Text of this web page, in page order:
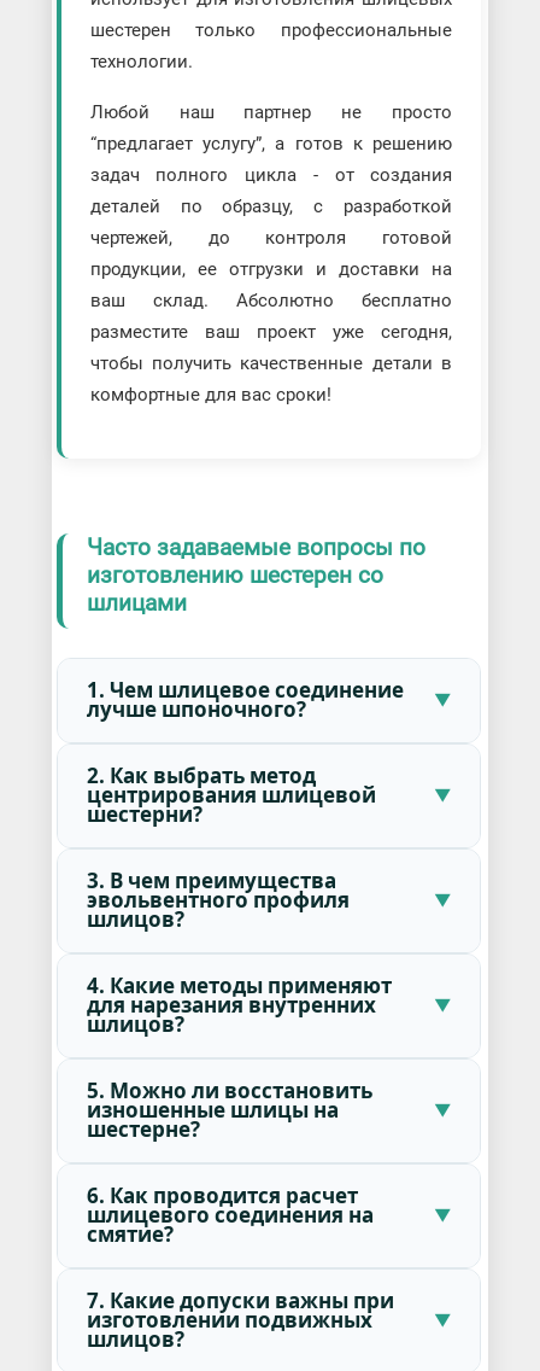
шестерен только профессиональные
технологии.
Любой наш партнер не просто
“предлагает услугу”, а готов к решению
задач полного цикла - от создания
деталей по образцу, с разработкой
чертежей, до контроля готовой
продукции, ее отгрузки и доставки на
ваш склад. Абсолютно бесплатно
разместите ваш проект уже сегодня,
чтобы получить качественные детали в
комфортные для вас сроки!
Часто задаваемые вопросы по
изготовлению шестерен со
шлицами
1. Чем шлицевое соединение
лучше шпоночного?
2. Как выбрать метод
центрирования шлицевой
шестерни?
3. В чем преимущества
эвольвентного профиля
шлицов?
4. Какие методы применяют
для нарезания внутренних
шлицов?
5. Можно ли восстановить
изношенные шлицы на
шестерне?
6. Как проводится расчет
шлицевого соединения на
смятие?
7. Какие допуски важны при
изготовлении подвижных
шлицов?